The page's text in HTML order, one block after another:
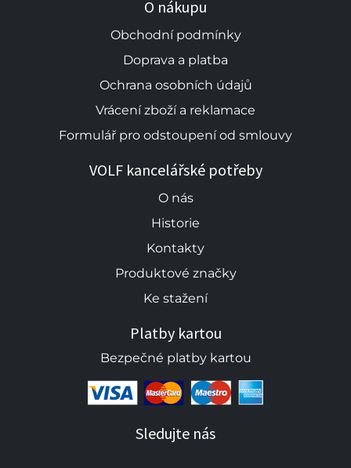
O nákupu
Obchodní podmínky
Doprava a platba
Ochrana osobních údajů
Vrácení zboží a reklamace
Formulář pro odstoupení od smlouvy
VOLF kancelářské potřeby
O nás
Historie
Kontakty
Produktové značky
Ke stažení
Platby kartou
Bezpečné platby kartou
Sledujte nás